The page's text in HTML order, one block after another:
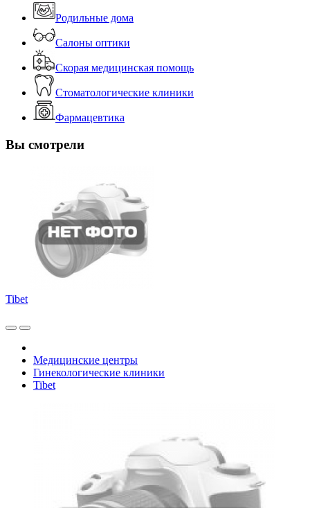
Родильные дома
Салоны оптики
Скорая медицинская помощь
Стоматологические клиники
Фармацевтика
Вы смотрели
Tibet
Медицинские центры
Гинекологические клиники
Tibet